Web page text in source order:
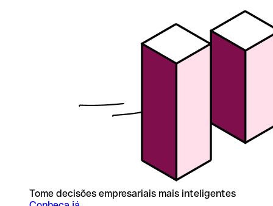
Tome decisões empresariais mais inteligentes